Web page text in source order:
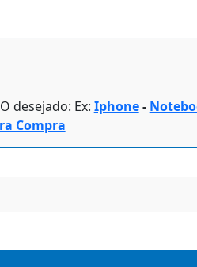
desejado: Ex: Iphone-
Compra